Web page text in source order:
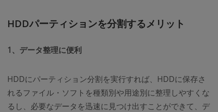
HDDパーティションを分割するメリット
1、データ整理に便利
HDDにパーティション分割を実行すれば、HDDに保存さ
れるファイル・ソフトを種類別や用途別に整理しやすくな
るし、必要なデータを迅速に見つけ出すことができて、デ